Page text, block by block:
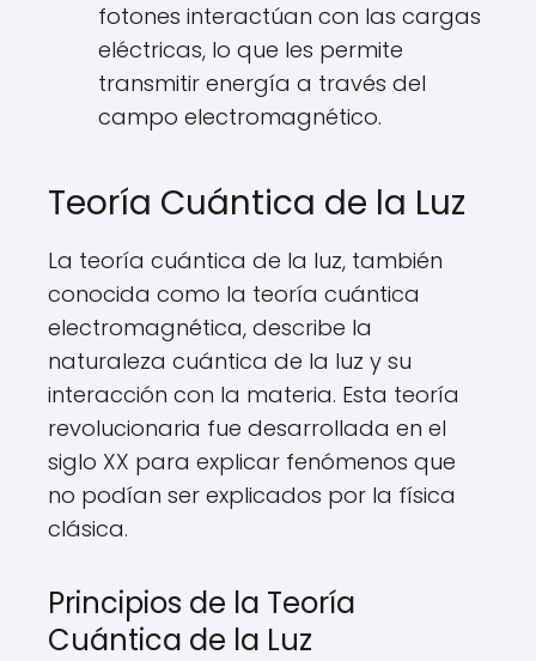
fotones interactúan con las cargas
eléctricas, lo que les permite
transmitir energía a través del
campo electromagnético.
Teoría Cuántica de la Luz
La teoría cuántica de la luz, también
conocida como la teoría cuántica
electromagnética, describe la
naturaleza cuántica de la luz y su
interacción con la materia. Esta teoría
revolucionaria fue desarrollada en el
siglo XX para explicar fenómenos que
no podían ser explicados por la física
clásica.
Principios de la Teoría
Cuántica de la Luz